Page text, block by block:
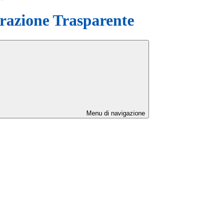
Trasparente
Menu di navigazione